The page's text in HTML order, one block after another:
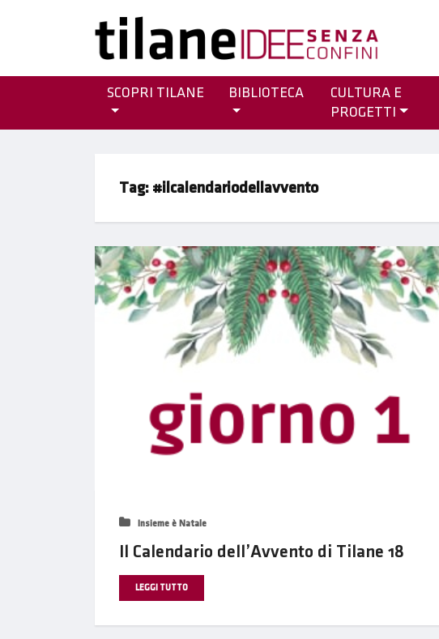
SCOPRI TILANE BIBLIOTECA
CULTURA E
PROGETTI
Tag: #ilcalendariodellavvento
Insieme è Natale
Il Calendario dell’Avvento di Tilane 18
LEGGI TUTTO